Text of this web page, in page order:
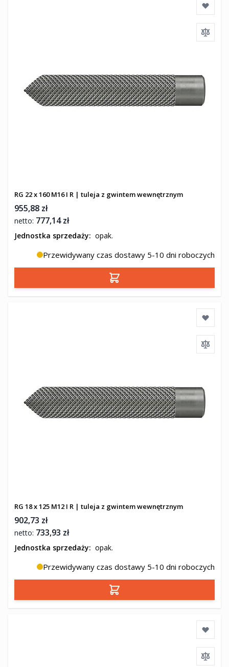
RG 22 x 160 M16 I R | tuleja z gwintem wewnętrznym
955,88 zł
777,14 zł
Jednostka sprzedaży: opak.
Przewidywany czas dostawy 5-10 dni roboczych
Dodaj do koszyka
RG 18 x 125 M12 I R | tuleja z gwintem wewnętrznym
902,73 zł
733,93 zł
Jednostka sprzedaży: opak.
Przewidywany czas dostawy 5-10 dni roboczych
Dodaj do koszyka